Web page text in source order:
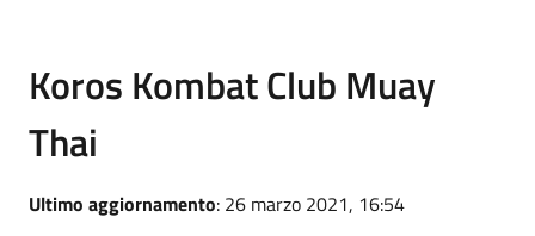
Koros Kombat Club Muay
Thai
Ultimo aggiornamento: 26 marzo 2021, 16:54